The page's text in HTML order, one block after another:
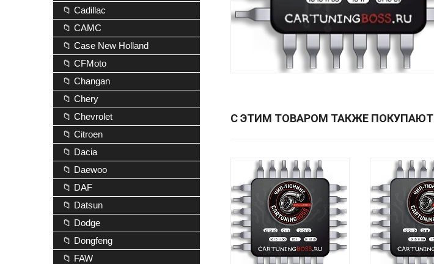
С ЭТИМ ТОВАРОМ ТАКЖЕ ПОКУПАЮТ
📁 Cadillac
📁 CAMC
📁 Case New Holland
📁 CFMoto
📁 Changan
📁 Chery
📁 Chevrolet
📁 Citroen
📁 Dacia
📁 Daewoo
📁 DAF
📁 Datsun
📁 Dodge
📁 Dongfeng
📁 FAW